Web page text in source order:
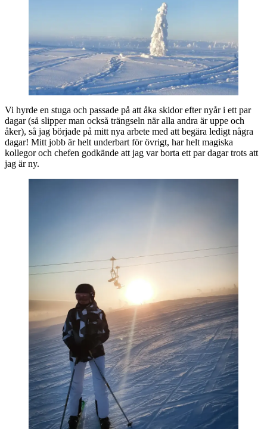
Vi hyrde en stuga och passade på att åka skidor efter nyår i ett par
dagar (så slipper man också trängseln när alla andra är uppe och
åker), så jag började på mitt nya arbete med att begära ledigt några
dagar! Mitt jobb är helt underbart för övrigt, har helt magiska
kollegor och chefen godkände att jag var borta ett par dagar trots att
jag är ny.